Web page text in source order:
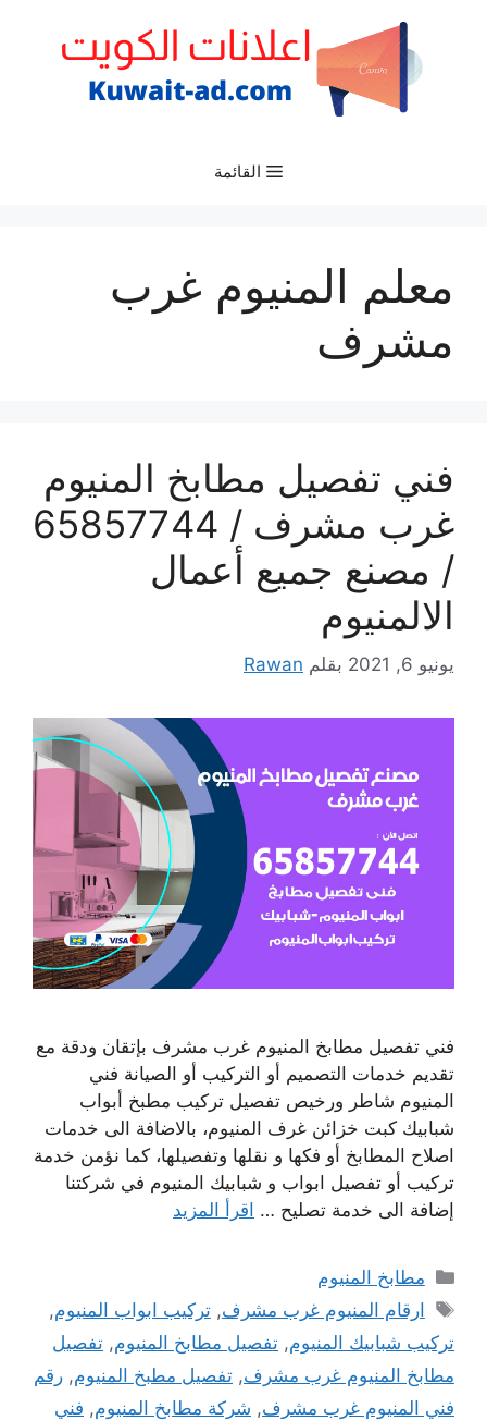
القائمة
معلم المنيوم غرب
مشرف
فني تفصيل مطابخ المنيوم
غرب مشرف / 65857744
/ مصنع جميع أعمال
الالمنيوم
يونيو 6, 2021 بقلم Rawan
فني تفصيل مطابخ المنيوم غرب مشرف بإتقان ودقة مع
تقديم خدمات التصميم أو التركيب أو الصيانة فني
المنيوم شاطر ورخيص تفصيل تركيب مطبخ أبواب
شبابيك كبت خزائن غرف المنيوم، بالاضافة الى خدمات
اصلاح المطابخ أو فكها و نقلها وتفصيلها، كما نؤمن خدمة
تركيب أو تفصيل ابواب و شبابيك المنيوم في شركتنا
إضافة الى خدمة تصليح … اقرأ المزيد
التصنيفات
مطابخ المنيوم
الوسوم
ارقام المنيوم غرب مشرف,تركيب ابواب المنيوم,
تركيب شبابيك المنيوم, تفصيل مطابخ المنيوم, تفصيل
مطابخ المنيوم غرب مشرف, تفصيل مطبخ المنيوم, رقم
فني المنيوم غرب مشرف, شركة مطابخ المنيوم, فني